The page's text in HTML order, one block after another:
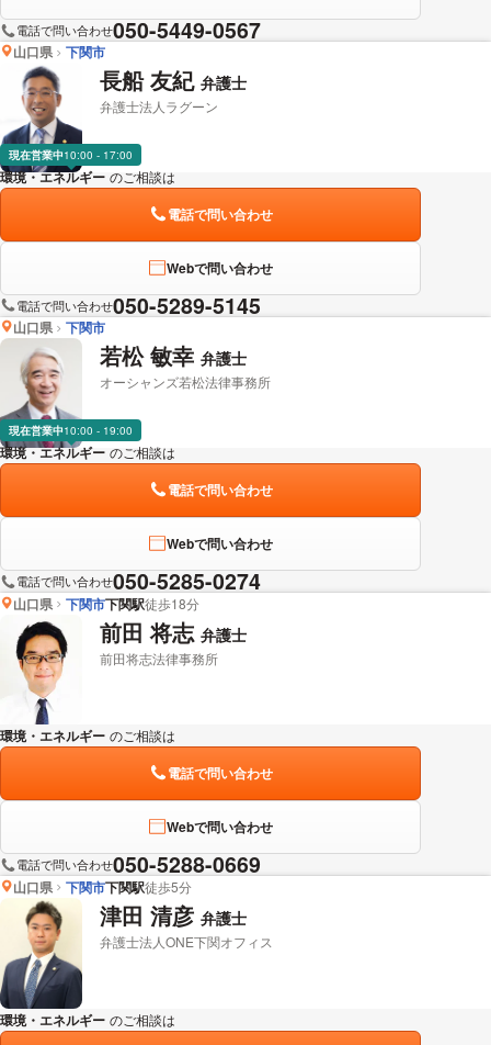
電話で問い合わせ050-5449-0567
山口県 下関市
長船 友紀 弁護士
弁護士法人ラグーン
現在営業中10:00 - 17:00
環境・エネルギー のご相談は
電話で問い合わせ
Webで問い合わせ
電話で問い合わせ050-5289-5145
山口県 下関市
若松 敏幸 弁護士
オーシャンズ若松法律事務所
現在営業中10:00 - 19:00
環境・エネルギー のご相談は
電話で問い合わせ
Webで問い合わせ
電話で問い合わせ050-5285-0274
山口県 下関市下関駅徒歩18分
前田 将志 弁護士
前田将志法律事務所
環境・エネルギー のご相談は
電話で問い合わせ
Webで問い合わせ
電話で問い合わせ050-5288-0669
山口県 下関市下関駅徒歩5分
津田 清彦 弁護士
弁護士法人ONE下関オフィス
環境・エネルギー のご相談は